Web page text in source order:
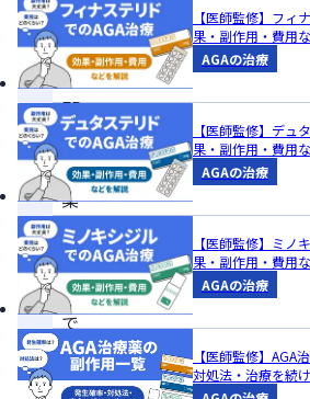
圧
剤
や
ED
治
療
薬
の
併
用
で
は
血
【医師監修】フィ
果・副作用・費用
AGAの治療
【医師監修】デュ
果・副作用・費用
AGAの治療
【医師監修】ミノ
果・副作用・費用
AGAの治療
【医師監修】AGA
対処法・治療を続